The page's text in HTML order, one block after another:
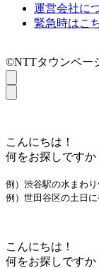
運営会社に
緊急時はこ
©NTTタウンペー
こんにちは！
何をお探しですか
例）渋谷駅の水まわ
例）世田谷区の土日
こんにちは！
何をお探しですか